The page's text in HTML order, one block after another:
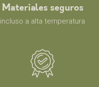
Materiales seguros
incluso a alta temperatura